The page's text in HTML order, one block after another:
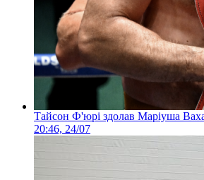
Тайсон Ф'юрі здолав Маріуша Ваха
20:46, 24/07